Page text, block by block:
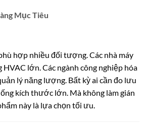
Mục Tiêu
hợp nhiều đối tượng. Các nhà máy
lớn. Các ngành công nghiệp hóa
lý năng lượng. Bất kỳ ai cần đo lưu
kích thước lớn. Mà không làm gián
này là lựa chọn tối ưu.